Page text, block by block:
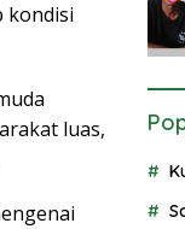
kondisi
luas,